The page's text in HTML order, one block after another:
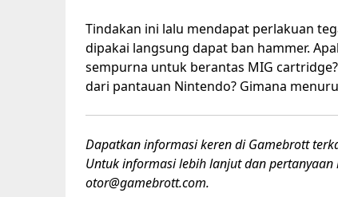
Tindakan ini lalu mendapat perlakuan
dipakai langsung dapat ban hammer.
sempurna untuk berantas MIG
dari pantauan Nintendo? Gimana
Dapatkan informasi keren di Gamebrott
Untuk informasi lebih lanjut dan
otor@gamebrott.com.